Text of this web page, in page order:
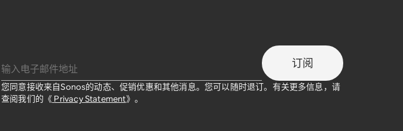
订阅
您同意接收来自Sonos的动态、促销优惠和其他消息。您可以随时退订。有关更多信息，请
查阅我们的《 Privacy Statement》。